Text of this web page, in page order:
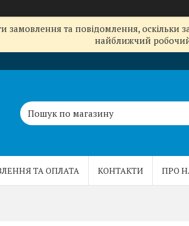
та повідомлення, оскільки
найближчий
ТА ОПЛАТА КОНТАКТИ ПРО